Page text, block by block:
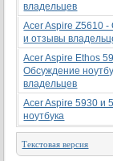
владельцев
Acer Aspire Z5610
и отзывы
Acer Aspire Ethos
Обсуждение
владельцев
Acer Aspire 5930 и
ноутбука
Текстовая версия